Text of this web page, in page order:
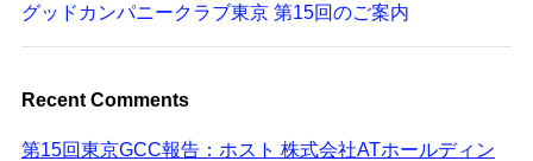
グッドカンパニークラブ東京 第15回のご案内
Recent Comments
第15回東京GCC報告：ホスト 株式会社ATホールディン